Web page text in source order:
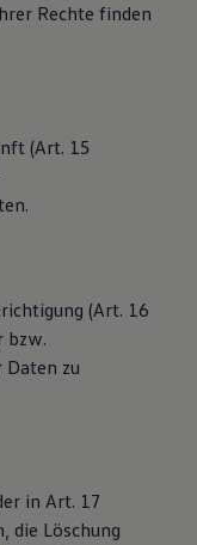
Rechte finden
(Art. 15
(Art. 16
bzw.
zu
in Art. 17
die Löschung